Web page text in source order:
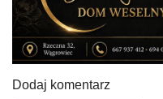
Dodaj komentarz